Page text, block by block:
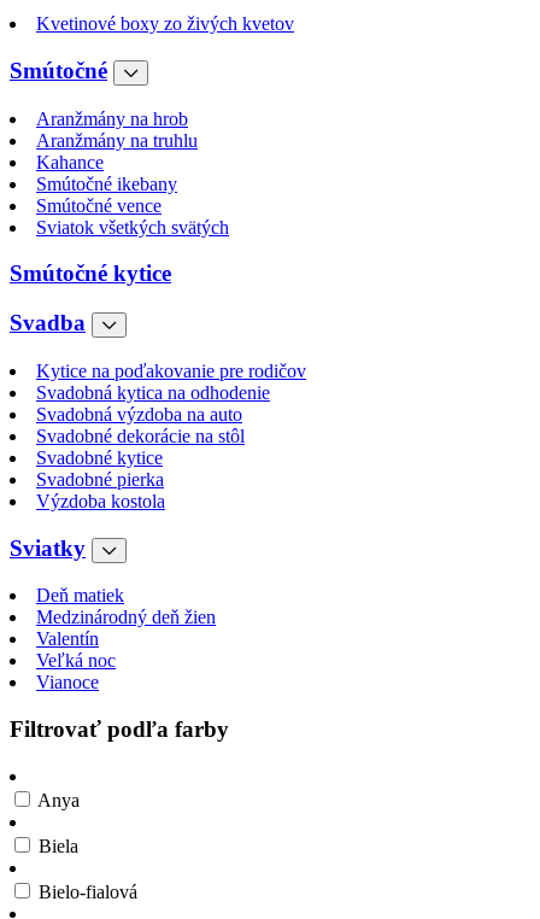
Kvetinové boxy zo živých kvetov
Smútočné
Aranžmány na hrob
Aranžmány na truhlu
Kahance
Smútočné ikebany
Smútočné vence
Sviatok všetkých svätých
Smútočné kytice
Svadba
Kytice na poďakovanie pre rodičov
Svadobná kytica na odhodenie
Svadobná výzdoba na auto
Svadobné dekorácie na stôl
Svadobné kytice
Svadobné pierka
Výzdoba kostola
Sviatky
Deň matiek
Medzinárodný deň žien
Valentín
Veľká noc
Vianoce
Filtrovať podľa farby
Anya
Biela
Bielo-fialová